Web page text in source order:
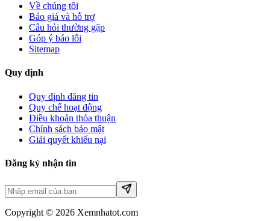
Về chúng tôi
Báo giá và hỗ trợ
Câu hỏi thường gặp
Góp ý báo lỗi
Sitemap
Quy định
Quy định đăng tin
Quy chế hoạt động
Điều khoản thỏa thuận
Chính sách bảo mật
Giải quyết khiếu nại
Đăng ký nhận tin
Copyright © 2026 Xemnhatot.com